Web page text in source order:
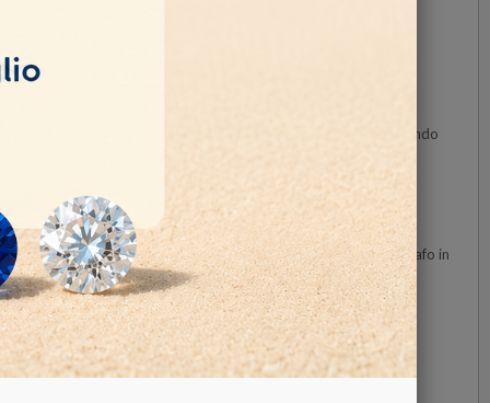
cromatica accurata.
per affrontare la complessità delle gemme e dei gioielli, ottenendo
di queste domande, allora GemCam fa al caso tuo.
nel tuo laboratorio di gioielleria può diventare un fotografo in